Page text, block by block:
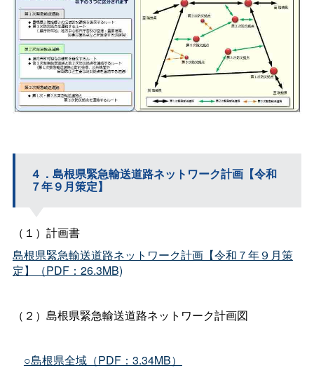
４．島根県緊急輸送道路ネットワーク計画【令和
７年９月策定】
（１）計画書
島根県緊急輸送道路ネットワーク計画【令和７年９月策
定】（PDF：26.3MB)
（２）島根県緊急輸送道路ネットワーク計画図
○島根県全域（PDF：3.34MB）